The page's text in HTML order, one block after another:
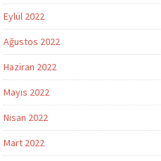
Eylül 2022
Ağustos 2022
Haziran 2022
Mayıs 2022
Nisan 2022
Mart 2022